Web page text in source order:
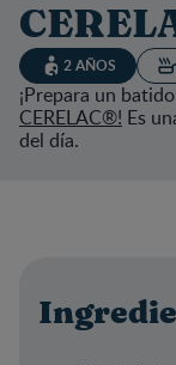
2 AÑOS
¡Prepara un
CERELAC®! Es
del día.